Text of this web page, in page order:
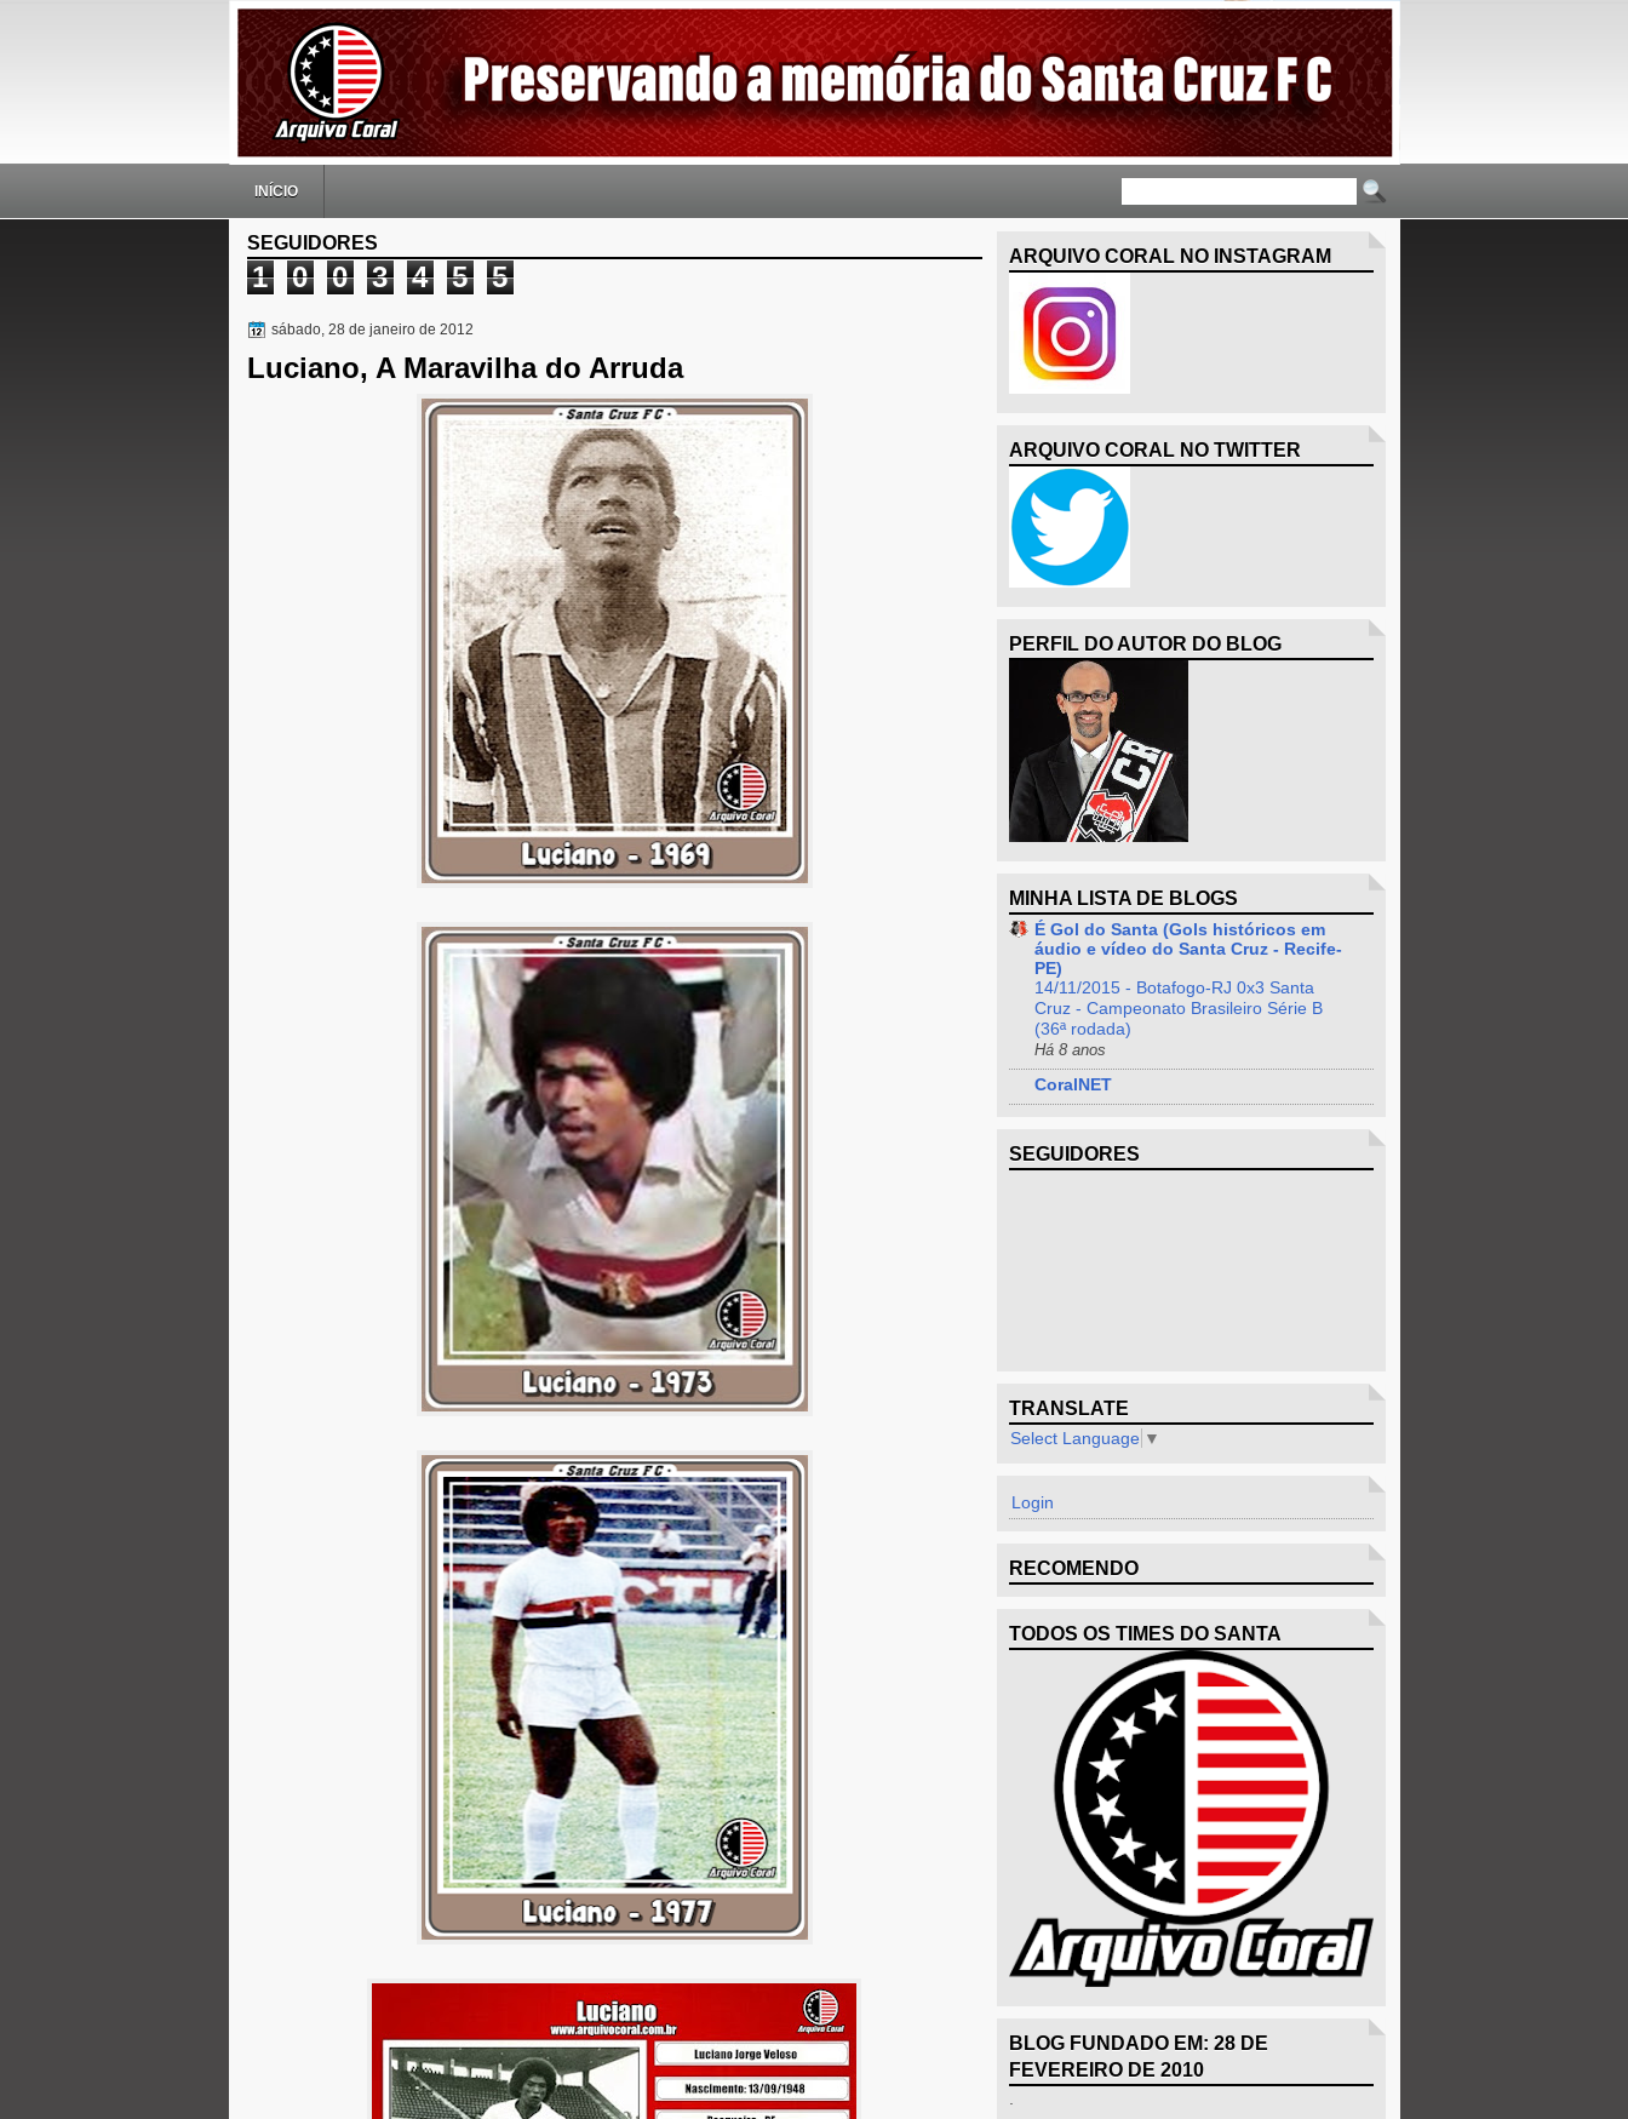
INÍCIO
SEGUIDORES
1 0 0 3 4 5 5
sábado, 28 de janeiro de 2012
Luciano, A Maravilha do Arruda
ARQUIVO CORAL NO INSTAGRAM
ARQUIVO CORAL NO TWITTER
PERFIL DO AUTOR DO BLOG
MINHA LISTA DE BLOGS
É Gol do Santa (Gols históricos em
áudio e vídeo do Santa Cruz - Recife-
PE)
14/11/2015 - Botafogo-RJ 0x3 Santa
Cruz - Campeonato Brasileiro Série B
(36ª rodada)
Há 8 anos
CoralNET
SEGUIDORES
TRANSLATE
Select Language ▼
Login
RECOMENDO
TODOS OS TIMES DO SANTA
BLOG FUNDADO EM: 28 DE
FEVEREIRO DE 2010